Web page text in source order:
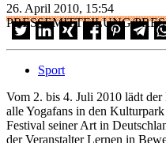
26. April 2010, 15:54
PRESSEMITTEILUNG/
Sport
Vom 2. bis 4. Juli 2010 lädt
alle Yogafans in den
Festival seiner Art in
der Veranstalter Lernen in